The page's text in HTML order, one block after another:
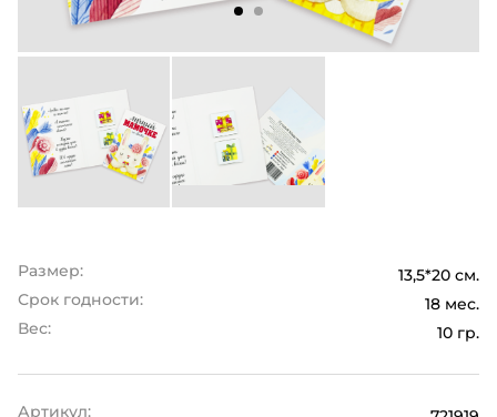
Размер:
13,5*20 см.
Срок годности:
18 мес.
Вес:
10 гр.
Артикул: